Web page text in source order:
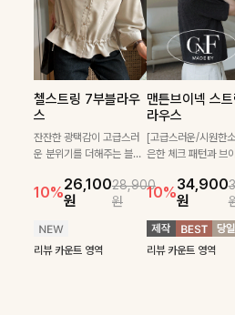
첼스트링 7부블라우
스
잔잔한 광택감이 고급스러
운 분위기를 더해주는 블라
프릴 밑단이 자연스럽게 실
루엣을 살려주며, 여유로운
스러운 무드를 완성해준답
니다 🤍
10%26,100
원
28,900
원
리뷰 카운트 영역
맨튼브이넥 스
라우스
[고급스러운/시원한
은한 체크 패턴과 브
로 고급스러운 디테
었으며 밑단스트링으
을 더욱 깔끔하게 잡
블라우스예요 :)
10%34,900
원
리뷰 카운트 영역
론클디 브이넥니트
부드럽게 몸을 감싸는 니트
짜임으로 편안한 착용감을
더해드리며 여유 있게 떨어
여리여리한 실루엣을 완성
해드려요 ✨ 단독은 물론 다
게 매치되는 데일리 니트랍
니다
10%원
원
리뷰 카운트 영역
칠스트라이프
부니트
[골드버튼/클래식무
스트라이프 패턴으로
이템입니다 카라넥
으로 깔끔한 이미지로
어 주는 7부 니트입
10%31,900
원
리뷰 카운트 영역
필첸체크 스트링블라
우스+플레어스커트
SET
[활용도 좋은 투피스]은은한
테일이 어우러진 투피스 세
트입니다. 여유로운 상의와
풍성하게 퍼지는 롱스커트가
론, 단품으로도 다양하게 활
42,900
원
49,800
특스트라이프 링
피스+스트링자켓
SET
가볍고 시원한 링클 원
성되어 코디 고민 없이
도 높은 스타일링을 연
주는 아이템 🤍 따로
이 활용하기 좋아 실용
며, 스트링 디테일로 다
69,900
원
원